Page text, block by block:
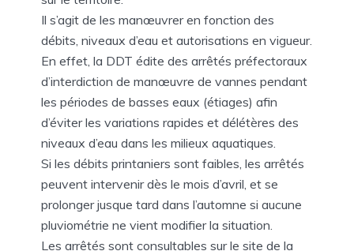
Il s’agit de les manœuvrer en fonction des
débits, niveaux d’eau et autorisations en vigueur.
En effet, la DDT édite des arrêtés préfectoraux
d’interdiction de manœuvre de vannes pendant
les périodes de basses eaux (étiages) afin
d’éviter les variations rapides et délétères des
niveaux d’eau dans les milieux aquatiques.
Si les débits printaniers sont faibles, les arrêtés
peuvent intervenir dès le mois d’avril, et se
prolonger jusque tard dans l’automne si aucune
pluviométrie ne vient modifier la situation.
Les arrêtés sont consultables sur le site de la